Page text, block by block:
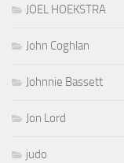
JOEL HOEKSTRA
John Coghlan
Johnnie Bassett
Jon Lord
judo